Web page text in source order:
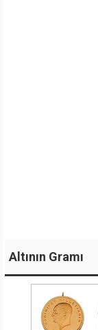
Altının Gramı